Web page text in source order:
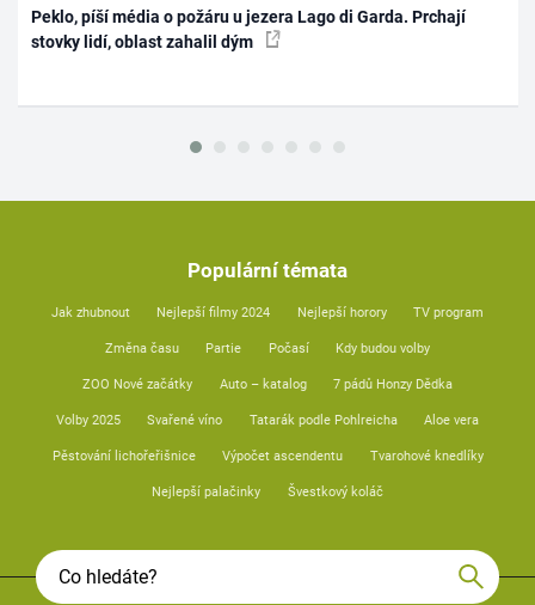
Peklo, píší média o požáru u jezera Lago di Garda. Prchají
stovky lidí, oblast zahalil dým
Populární témata
Jak zhubnout Nejlepší filmy 2024 Nejlepší horory TV program
Změna času Partie Počasí Kdy budou volby
ZOO Nové začátky Auto – katalog 7 pádů Honzy Dědka
Volby 2025 Svařené víno Tatarák podle Pohlreicha Aloe vera
Pěstování lichořeřišnice Výpočet ascendentu Tvarohové knedlíky
Nejlepší palačinky Švestkový koláč